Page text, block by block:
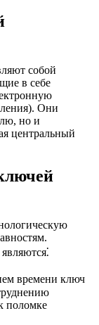
собой
в себе
Они
но и
центральный
времени ключ
поломке